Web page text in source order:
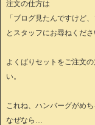
注文の仕方は
「ブログ見たんですけど
とスタッフにお尋ねくださ
よくばりセットをご注文
い。
これね、ハンバーグがめち
なぜなら…